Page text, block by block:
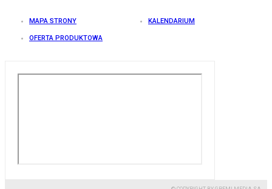
MAPA STRONY KALENDARIUM
OFERTA PRODUKTOWA